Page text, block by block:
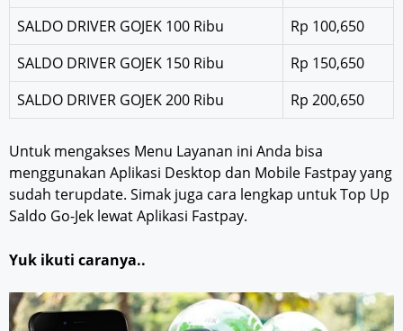
SALDO DRIVER GOJEK 100 Ribu
Rp 100,650
SALDO DRIVER GOJEK 150 Ribu
Rp 150,650
SALDO DRIVER GOJEK 200 Ribu
Rp 200,650
Untuk mengakses Menu Layanan ini Anda bisa
menggunakan Aplikasi Desktop dan Mobile Fastpay yang
sudah terupdate. Simak juga cara lengkap untuk Top Up
Saldo Go-Jek lewat Aplikasi Fastpay.
Yuk ikuti caranya..